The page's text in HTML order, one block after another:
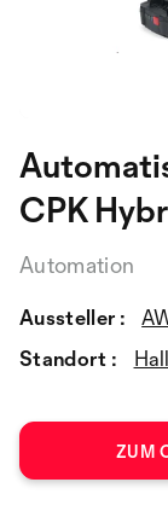
CPK
Automation
Aussteller :
Standort :
ZUM